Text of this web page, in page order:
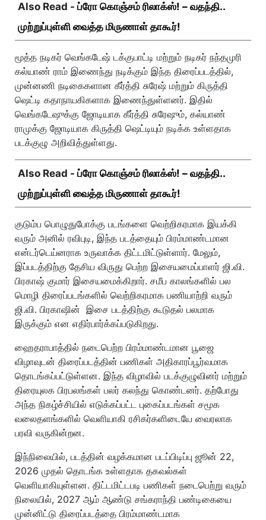
Also Read - ப்ரோ கொஞ்சம் ரிலாக்ஸ்! – வதந்தி..
முற்றுப்புள்ளி வைத்த மிருணாள் தாகூர்!
மூத்த நடிகர் வெங்கடேஷ் டக்குபாட்டி மற்றும் நடிகர் நந்தமுரி
கல்யாண் ராம் இணைந்து நடிக்கும் இந்த திரைப்படத்தில்,
முன்னணி நடிகைகளான கீர்த்தி சுரேஷ் மற்றும் கிருத்தி
ஷெட்டி கதாநாயகிகளாக இணைந்துள்ளனர். இதில்
வெங்கடேஷுக்கு ஜோடியாக கீர்த்தி சுரேஷும், கல்யாண்
ராமுக்கு ஜோடியாக கிருத்தி ஷெட்டியும் நடிக்க உள்ளதாக
படக்குழு அறிவித்துள்ளது.
Also Read - ப்ரோ கொஞ்சம் ரிலாக்ஸ்! – வதந்தி..
முற்றுப்புள்ளி வைத்த மிருணாள் தாகூர்!
குடும்ப பொழுதுபோக்கு படங்களை வெற்றிகரமாக இயக்கி
வரும் அனில் ரவிபுடி, இந்த படத்தையும் பிரம்மாண்டமான
என்டர்டெய்னராக உருவாக்க திட்டமிட்டுள்ளார். மேலும்,
இப்படத்திற்கு தேசிய விருது பெற்ற இசையமைப்பாளர் ஜி.வி.
பிரகாஷ் குமார் இசையமைக்கிறார். சமீப காலங்களில் பல
மொழி திரைப்படங்களில் வெற்றிகரமாக பணியாற்றி வரும்
ஜி.வி. பிரகாஷின் இசை படத்திற்கு கூடுதல் பலமாக
இருக்கும் என எதிர்பார்க்கப்படுகிறது.
ஹைதராபாத்தில் நடைபெற்ற பிரம்மாண்டமான பூஜை
விழாவுடன் திரைப்படத்தின் பணிகள் அதிகாரப்பூர்வமாக
தொடங்கப்பட்டுள்ளன. இந்த விழாவில் படக்குழுவினர் மற்றும்
திரையுலக பிரபலங்கள் பலர் கலந்து கொண்டனர். தற்போது
அந்த நிகழ்ச்சியில் எடுக்கப்பட்ட புகைப்படங்கள் சமூக
வலைதளங்களில் வெளியாகி ரசிகர்களிடையே வைரலாக
பரவி வருகின்றன.
இந்நிலையில், படத்தின் வழக்கமான படப்பிடிப்பு ஜூன் 22,
2026 முதல் தொடங்க உள்ளதாக தகவல்கள்
வெளியாகியுள்ளன. திட்டமிட்டபடி பணிகள் நடைபெற்று வரும்
நிலையில், 2027 ஆம் ஆண்டு சங்கராந்தி பண்டிகையை
முன்னிட்டு திரைப்படத்தை பிரம்மாண்டமாக